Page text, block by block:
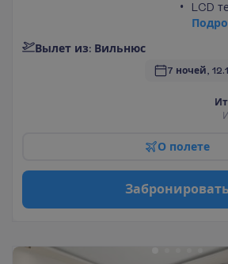
LCD
Подро
Вылет из: Вильнюс
7 ночей,
И т
И
О полете
Забронировать